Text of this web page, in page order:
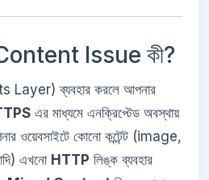
Issue কী?
ব্যবহার করলে আপনার
এর মাধ্যমে এনক্রিপ্টেড অবস্থায়
ওয়েবসাইটে কোনো কন্টেন্ট (image,
এখনো HTTP লিঙ্ক ব্যবহার